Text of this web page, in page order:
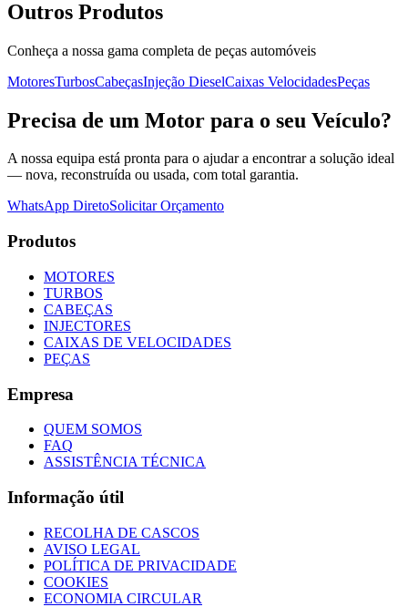
Outros Produtos
Conheça a nossa gama completa de peças automóveis
MotoresTurbosCabeçasInjeção DieselCaixas VelocidadesPeças
Precisa de um Motor para o seu Veículo?
A nossa equipa está pronta para o ajudar a encontrar a solução ideal
— nova, reconstruída ou usada, com total garantia.
WhatsApp DiretoSolicitar Orçamento
Produtos
MOTORES
TURBOS
CABEÇAS
INJECTORES
CAIXAS DE VELOCIDADES
PEÇAS
Empresa
QUEM SOMOS
FAQ
ASSISTÊNCIA TÉCNICA
Informação útil
RECOLHA DE CASCOS
AVISO LEGAL
POLÍTICA DE PRIVACIDADE
COOKIES
ECONOMIA CIRCULAR